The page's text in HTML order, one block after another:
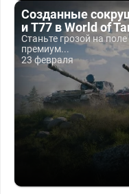
Созданные
и T77 в World of
Станьте грозой на
премиум...
23 февраля